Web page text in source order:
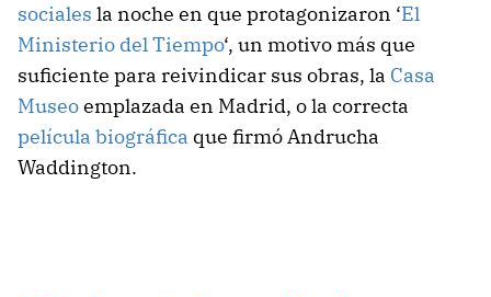
sociales la noche en que protagonizaron ‘El
Ministerio del Tiempo‘, un motivo más que
suficiente para reivindicar sus obras, la Casa
Museoemplazada en Madrid, o la correcta
película biográfica que firmó Andrucha
Waddington.